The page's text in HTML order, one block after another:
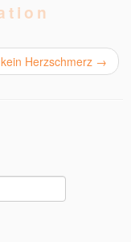
Herzschmerz →